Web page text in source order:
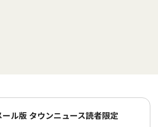
ール版 タウンニュース読者限定